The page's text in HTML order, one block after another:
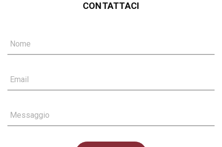
CONTATTACI
Nome
Email
Messaggio